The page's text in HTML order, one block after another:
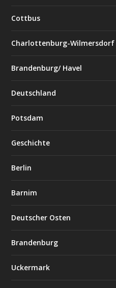
Cottbus
Charlottenburg-Wilmersdorf
Brandenburg/ Havel
Deutschland
Potsdam
Geschichte
Berlin
Barnim
Deutscher Osten
Brandenburg
Uckermark